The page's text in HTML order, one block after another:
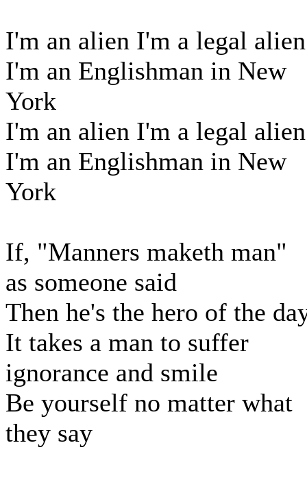
I'm an alien I'm a legal alien
I'm an Englishman in New
York
I'm an alien I'm a legal alien
I'm an Englishman in New
York
If, "Manners maketh man"
as someone said
Then he's the hero of the
It takes a man to suffer
ignorance and smile
Be yourself no matter what
they say